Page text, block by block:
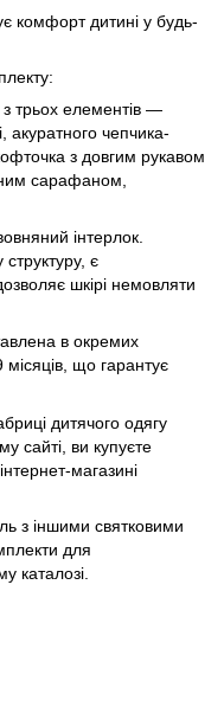
комфорт дитині у будь-
з трьох елементів —
акуратного чепчика-
з довгим рукавом
сарафаном,
інтерлок.
є
шкірі немовляти
в окремих
місяців, що гарантує
дитячого одягу
сайті, ви купуєте
магазині
з іншими святковими
для
каталозі.